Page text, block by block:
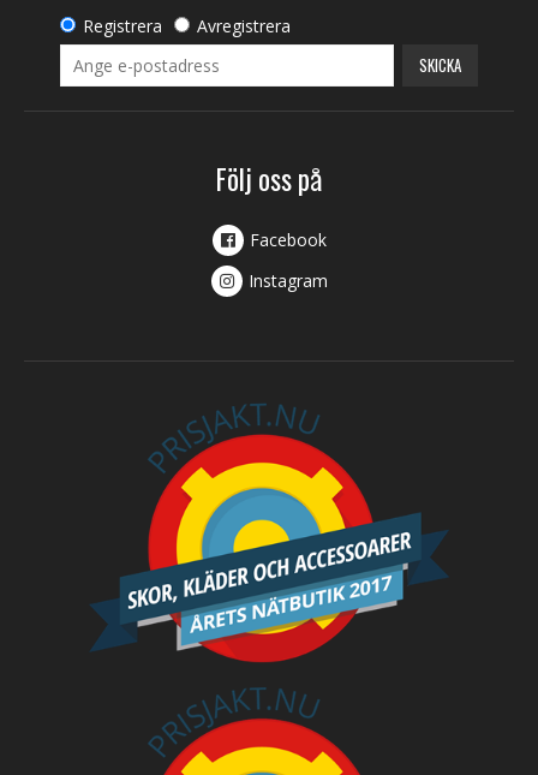
Registrera Avregistrera
SKICKA
Följ oss på
Facebook
Instagram